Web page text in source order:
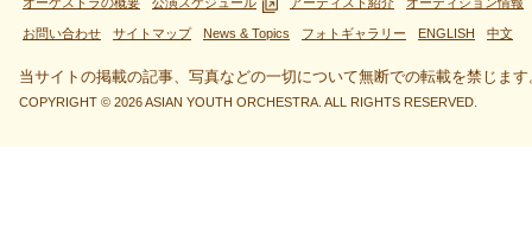
お問い合わせ サイトマップ News & Topics フォトギャラリー ENGLISH 中文
当サイトの掲載の記事、写真などの一切について無断での転載を禁じます
COPYRIGHT © 2026 ASIAN YOUTH ORCHESTRA. ALL RIGHTS RESERVED.